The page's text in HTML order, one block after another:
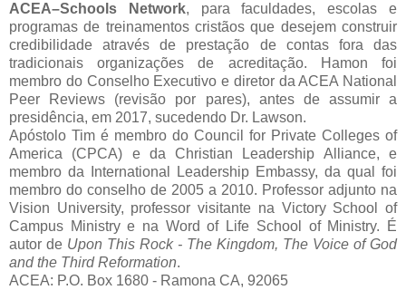
ACEA–Schools Network, para faculdades, escolas e
programas de treinamentos cristãos que desejem construir
credibilidade através de prestação de contas fora das
tradicionais organizações de acreditação. Hamon foi
membro do Conselho Executivo e diretor da ACEA National
Peer Reviews (revisão por pares), antes de assumir a
presidência, em 2017, sucedendo Dr. Lawson.
Apóstolo Tim é membro do Council for Private Colleges of
America (CPCA) e da Christian Leadership Alliance, e
membro da International Leadership Embassy, da qual foi
membro do conselho de 2005 a 2010. Professor adjunto na
Vision University, professor visitante na Victory School of
Campus Ministry e na Word of Life School of Ministry. É
autor de Upon This Rock - The Kingdom, The Voice of God
and the Third Reformation.
ACEA: P.O. Box 1680 - Ramona CA, 92065